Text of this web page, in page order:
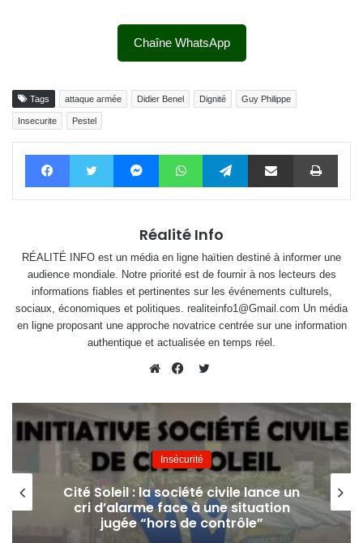
Chaîne WhatsApp
Tags attaque armée Didier Benel Dignité Guy Philippe
Insecurite Pestel
FacebookTwitter MessengerWhatsAppTelegram Partager par email
Réalité Info
RÉALITÉ INFO est un média en ligne haïtien destiné à informer une
audience mondiale. Notre priorité est de fournir à nos lecteurs des
informations fiables et pertinentes sur les événements culturels,
sociaux, économiques et politiques. realiteinfo1@Gmail.com Un média
en ligne proposant une approche novatrice centrée sur une information
authentique et actualisée en temps réel.
Insécurité
Cité Soleil : la société civile lance un
cri d’alarme face à une situation
jugée “hors de contrôle”